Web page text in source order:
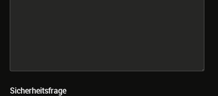
Sicherheitsfrage